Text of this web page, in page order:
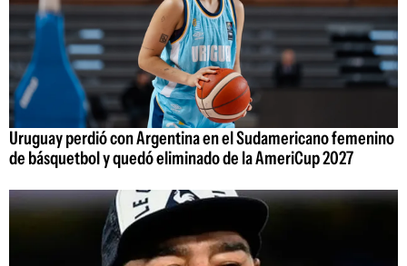
Uruguay perdió con Argentina en el Sudamericano femenino
de básquetbol y quedó eliminado de la AmeriCup 2027